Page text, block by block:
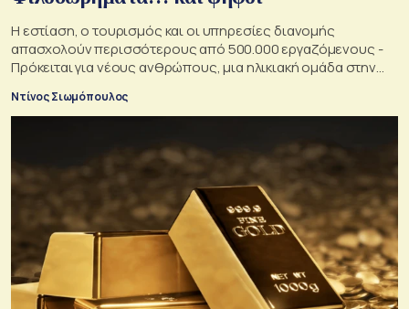
Η εστίαση, ο τουρισμός και οι υπηρεσίες διανομής
απασχολούν περισσότερους από 500.000 εργαζόμενους -
Πρόκειται για νέους ανθρώπους, μια ηλικιακή ομάδα στην
οποία κάθε κυβέρνηση θα ήθελε να αυξήσει την επιρροή της
Ντίνος Σιωμόπουλος